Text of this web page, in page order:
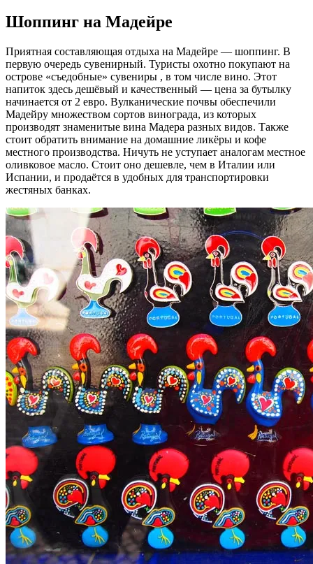
Шоппинг на Мадейре
Приятная составляющая отдыха на Мадейре — шоппинг. В
первую очередь сувенирный. Туристы охотно покупают на
острове «съедобные» сувениры , в том числе вино. Этот
напиток здесь дешёвый и качественный — цена за бутылку
начинается от 2 евро. Вулканические почвы обеспечили
Мадейру множеством сортов винограда, из которых
производят знаменитые вина Мадера разных видов. Также
стоит обратить внимание на домашние ликёры и кофе
местного производства. Ничуть не уступает аналогам местное
оливковое масло. Стоит оно дешевле, чем в Италии или
Испании, и продаётся в удобных для транспортировки
жестяных банках.